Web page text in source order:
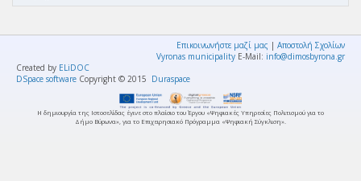
Επικοινωνήστε μαζί μας | Αποστολή Σχολίων
Vyronas municipality E-Mail: info@dimosbyrona.gr
Created by ELiDOC
DSpace software Copyright © 2015 Duraspace
Η δημιουργία της Ιστοσελίδας έγινε στο πλαίσιο του Έργου «Ψηφιακές Υπηρεσίες Πολιτισμού για το
Δήμο Βύρωνα», για το Επιχειρησιακό Πρόγραμμα «Ψηφιακή Σύγκλιση».